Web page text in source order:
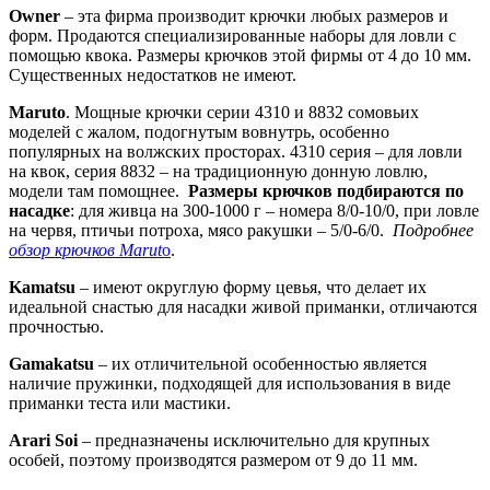
Owner – эта фирма производит крючки любых размеров и
форм. Продаются специализированные наборы для ловли с
помощью квока. Размеры крючков этой фирмы от 4 до 10 мм.
Существенных недостатков не имеют.
Maruto. Мощные крючки серии 4310 и 8832 сомовьих
моделей с жалом, подогнутым вовнутрь, особенно
популярных на волжских просторах. 4310 серия – для ловли
на квок, серия 8832 – на традиционную донную ловлю,
модели там помощнее. Размеры крючков подбираются по
насадке: для живца на 300-1000 г – номера 8/0-10/0, при ловле
на червя, птичьи потроха, мясо ракушки – 5/0-6/0. Подробнее
обзор крючков Maruto.
Kamatsu – имеют округлую форму цевья, что делает их
идеальной снастью для насадки живой приманки, отличаются
прочностью.
Gamakatsu – их отличительной особенностью является
наличие пружинки, подходящей для использования в виде
приманки теста или мастики.
Arari Soi – предназначены исключительно для крупных
особей, поэтому производятся размером от 9 до 11 мм.